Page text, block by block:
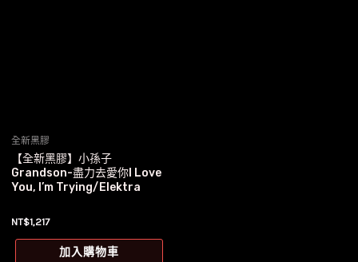
全新黑膠
【全新黑膠】小孫子
Grandson-盡力去愛你I Love
You, I’m Trying/Elektra
NT$1,217
加入購物車